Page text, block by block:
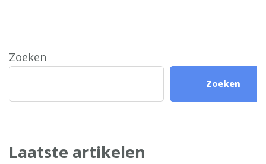
Zoeken
Zoeken
Laatste artikelen